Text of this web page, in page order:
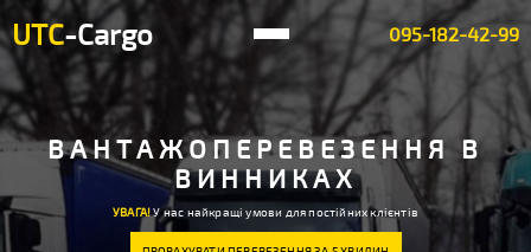
UTC-Cargo 095-182-42-99
ВАНТАЖОПЕРЕВЕЗЕННЯ В
ВИННИКАХ
УВАГА!У нас найкращі умови для постійних клієнтів